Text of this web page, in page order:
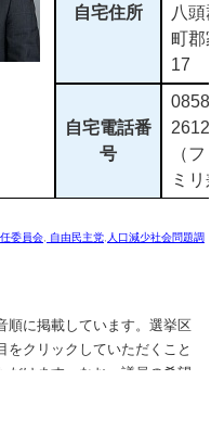
自宅住所
八頭
町郡
17
自宅電話番
号
2612
（フ
ミリ
委員会 自由民主党 人口減少社会問題調
に掲載しています。選挙区
をクリックしていただくこと
だけます。なお、議員の希望